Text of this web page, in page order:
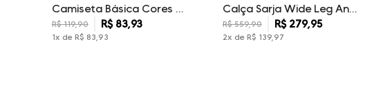
Camiseta Básica Cores Dudalina Masculina
R$ 119,90 R$ 83,93
1x de R$ 83 93
Calça Sarja Wide Leg Ana Dudalina Feminina
R$ 559,90 R$ 279,95
2x de R$ 139, 97